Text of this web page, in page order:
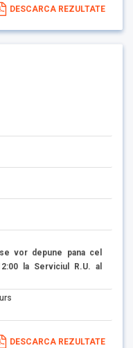
DESCARCA REZULTATE
vor depune pana cel
la Serviciul R.U. al
DESCARCA REZULTATE